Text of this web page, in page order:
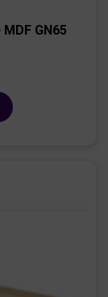
MDF GN65